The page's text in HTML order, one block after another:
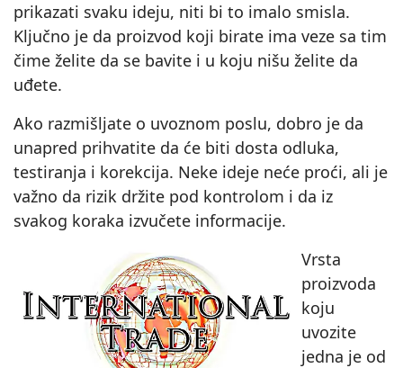
prikazati svaku ideju, niti bi to imalo smisla.
Ključno je da proizvod koji birate ima veze sa tim
čime želite da se bavite i u koju nišu želite da
uđete.
Ako razmišljate o uvoznom poslu, dobro je da
unapred prihvatite da će biti dosta odluka,
testiranja i korekcija. Neke ideje neće proći, ali je
važno da rizik držite pod kontrolom i da iz
svakog koraka izvučete informacije.
Vrsta
proizvoda
koju
uvozite
jedna je od